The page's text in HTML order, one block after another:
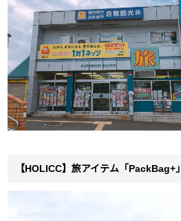
【HOLICC】旅アイテム「PackBag+」